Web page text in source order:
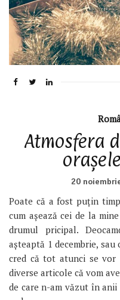
Atmosfera
20
Poate că a fost puțin
cum așează cei de la
drumul pricipal.
așteaptă 1 decembrie,
cred că tot atunci se vor
diverse articole că vom
de care n-am văzut în